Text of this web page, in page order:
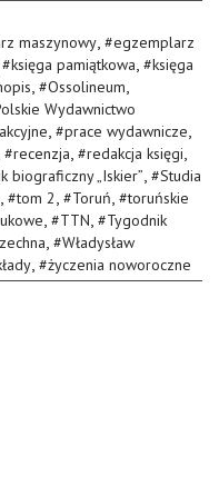
maszynowy, #egzemplarz
#księga pamiątkowa, #księga
, #Ossolineum,
Wydawnictwo
, #prace wydawnicze,
#recenzja, #redakcja księgi,
biograficzny „Iskier”, #Studia
, #tom 2, #Toruń, #toruńskie
, #TTN, #Tygodnik
, #Władysław
, #życzenia noworoczne